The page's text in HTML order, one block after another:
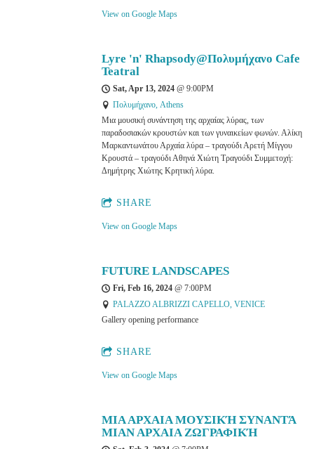
View on Google Maps
Lyre 'n' Rhapsody@Πολυμήχανο Cafe
Teatral
Sat, Apr 13, 2024@ 9:00PM
Πολυμήχανο, Athens
Μια μουσική συνάντηση της αρχαίας λύρας, των
παραδοσιακών κρουστών και των γυναικείων φωνών. Αλίκη
Μαρκαντωνάτου Αρχαία λύρα – τραγούδι Αρετή Μίγγου
Κρουστά – τραγούδι Αθηνά Χιώτη Τραγούδι Συμμετοχή:
Δημήτρης Χιώτης Κρητική λύρα.
SHARE
View on Google Maps
FUTURE LANDSCAPES
Fri, Feb 16, 2024@ 7:00PM
PALAZZO ALBRIZZI CAPELLO, VENICE
Gallery opening performance
SHARE
View on Google Maps
ΜΙΑ ΑΡΧΑΙΑ ΜΟΥΣΙΚΉ ΣΥΝΑΝΤΆ
ΜΙΑΝ ΑΡΧΑΙΑ ΖΩΓΡΑΦΙΚΉ